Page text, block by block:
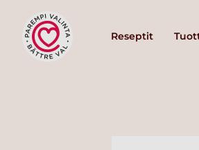
Reseptit